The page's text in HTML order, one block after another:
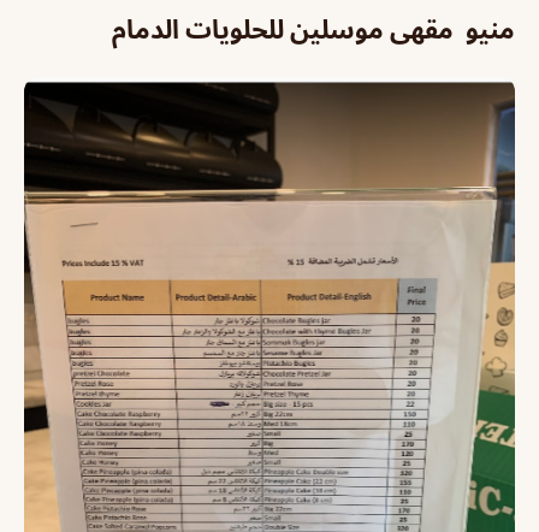
منيو مقهى موسلين للحلويات الدمام